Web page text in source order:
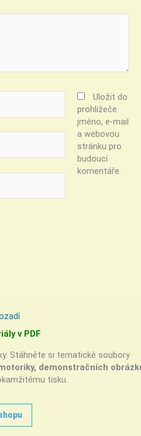
Uložit do
prohlížeče
jméno, e-mail
a webovou
stránku pro
budoucí
komentáře.
v PDF
Stáhněte si tematické soubory
demonstračních
tisku.